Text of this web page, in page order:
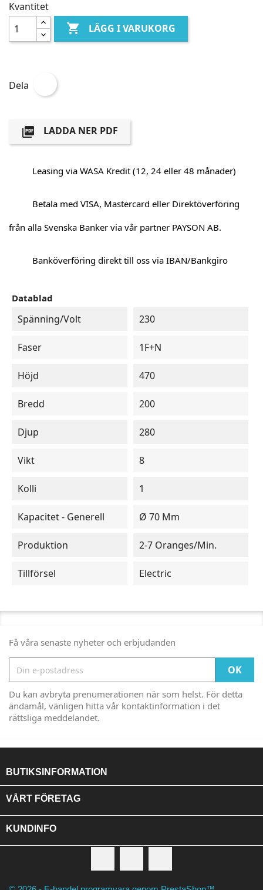
Kvantitet
 LÄGG I VARUKORG
Dela
 LADDA NER PDF
Leasing via WASA Kredit (12, 24 eller 48 månader)
Betala med VISA, Mastercard eller Direktöverföring
från alla Svenska Banker via vår partner PAYSON AB.
Banköverföring direkt till oss via IBAN/Bankgiro
Datablad
Spänning/Volt 230
Faser 1F+N
Höjd 470
Bredd 200
Djup 280
Vikt 8
Kolli 1
Kapacitet - Generell Ø 70 Mm
Produktion 2-7 Oranges/min.
Tillförsel Electric
Få våra senaste nyheter och erbjudanden
Du kan avbryta prenumerationen när som helst. För detta
ändamål, vänligen hitta vår kontaktinformation i det
rättsliga meddelandet.
BUTIKSINFORMATION
VÅRT FÖRETAG
KUNDINFO